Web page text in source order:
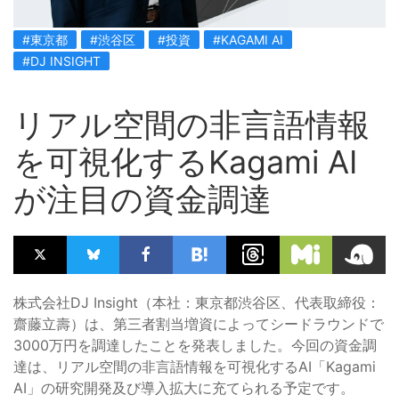
#東京都 #渋谷区 #投資
#KAGAMI AI
#DJ INSIGHT
リアル空間の非言語情報
を可視化するKagami AI
が注目の資金調達
株式会社DJ Insight（本社：東京都渋谷区、代表取締役：
齋藤立壽）は、第三者割当増資によってシードラウンドで
3000万円を調達したことを発表しました。今回の資金調
達は、リアル空間の非言語情報を可視化するAI「Kagami
AI」の研究開発及び導入拡大に充てられる予定です。